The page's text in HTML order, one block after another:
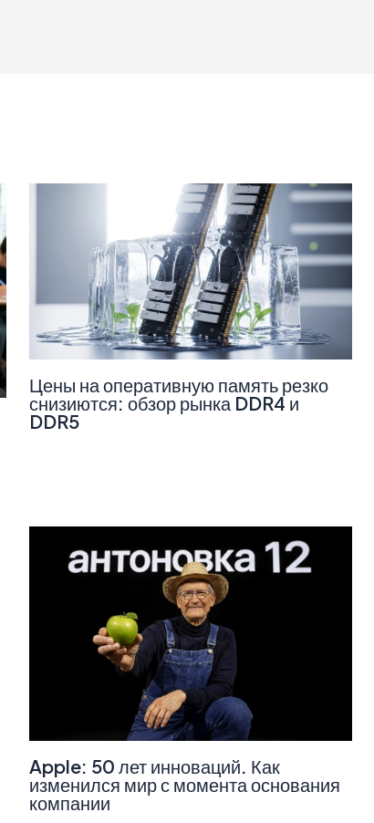
Цены на оперативную память резко
снизиются: обзор рынка DDR4 и
DDR5
Apple: 50 лет инноваций. Как
изменился мир с момента основания
компании